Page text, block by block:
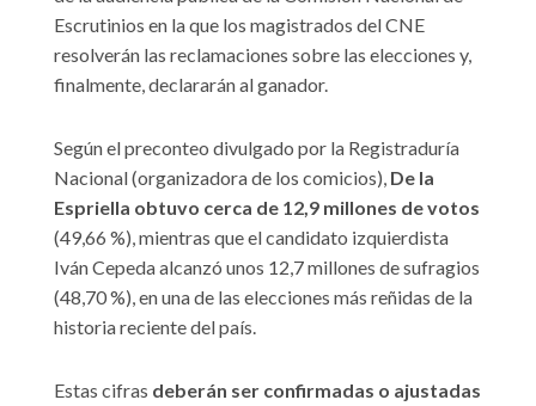
Escrutinios en la que los magistrados del CNE
resolverán las reclamaciones sobre las elecciones y,
finalmente, declararán al ganador.
Según el preconteo divulgado por la Registraduría
Nacional (organizadora de los comicios), De la
Espriella obtuvo cerca de 12,9 millones de votos
(49,66 %), mientras que el candidato izquierdista
Iván Cepeda alcanzó unos 12,7 millones de sufragios
(48,70 %), en una de las elecciones más reñidas de la
historia reciente del país.
Estas cifras deberán ser confirmadas o ajustadas